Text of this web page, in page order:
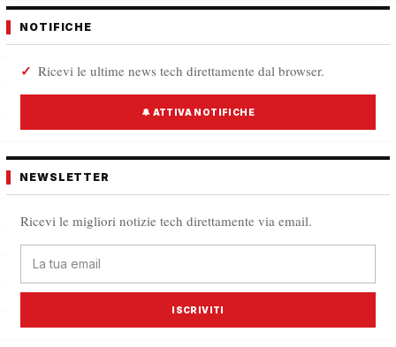
NOTIFICHE
Ricevi le ultime news tech direttamente dal browser.
🔔 ATTIVA NOTIFICHE
NEWSLETTER
Ricevi le migliori notizie tech direttamente via email.
ISCRIVITI